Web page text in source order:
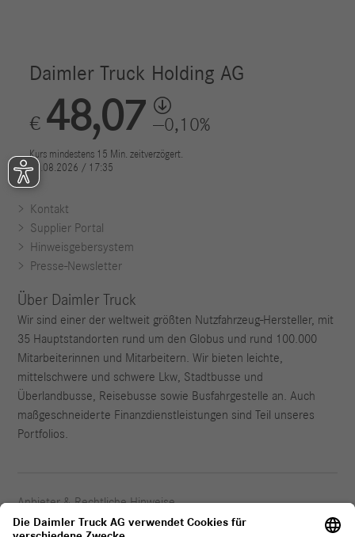
Kontakt
Supplier Portal
Hinweisgebersystem
Presse-Newsletter
Über Daimler Truck
Wir sind einer der weltweit größten Nutzfahrzeug-Hersteller, mit
35 Hauptstandorten rund um den Globus und rund 100.000
Mitarbeiterinnen und Mitarbeitern. Wir bieten leichte,
mittelschwere und schwere Lkw, Stadtbusse und
Überlandbusse, Reisebusse sowie Busfahrgestelle an. Auch
maßgeschneiderte Finanzdienstleistungen sind Teil unseres
Portfolios.
Anbieter & Rechtliche Hinweise
Datenschutz